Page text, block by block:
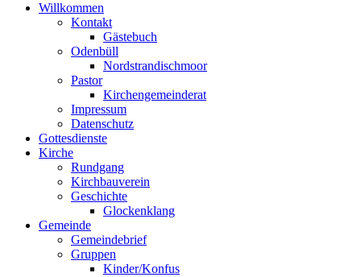
Willkommen
Kontakt
Gästebuch
Odenbüll
Nordstrandischmoor
Pastor
Kirchengemeinderat
Impressum
Datenschutz
Gottesdienste
Kirche
Rundgang
Kirchbauverein
Geschichte
Glockenklang
Gemeinde
Gemeindebrief
Gruppen
Kinder/Konfus